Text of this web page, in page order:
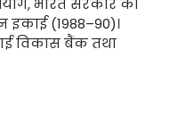
भारत सरकार की
इकाई (1988–90)।
विकास बैंक तथा